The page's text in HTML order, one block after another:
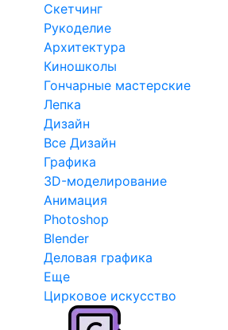
Скетчинг
Рукоделие
Архитектура
Киношколы
Гончарные мастерские
Лепка
Дизайн
Все Дизайн
Графика
3D-моделирование
Анимация
Photoshop
Blender
Деловая графика
Еще
Цирковое искусство